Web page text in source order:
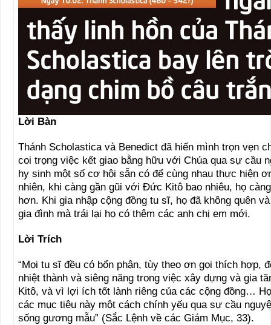
Lời Bàn
Thánh Scholastica và Benedict đã hiến mình trọn vẹn
coi trọng việc kết giao bằng hữu với Chúa qua sự cầu
hy sinh một số cơ hội sẵn có để cùng nhau thực hiện
nhiên, khi càng gần gũi với Ðức Kitô bao nhiêu, họ
hơn. Khi gia nhập cộng đồng tu sĩ, họ đã không quên
gia đình mà trái lại họ có thêm các anh chị em mới.
Lời Trích
“Mọi tu sĩ đều có bổn phận, tùy theo ơn gọi thích hợp,
nhiệt thành và siêng năng trong việc xây dựng và gia
Kitô, và vì lợi ích tốt lành riêng của các cộng đồng…
các mục tiêu này một cách chính yếu qua sự cầu
sống gương mẫu” (Sắc Lệnh về các Giám Mục, 33).